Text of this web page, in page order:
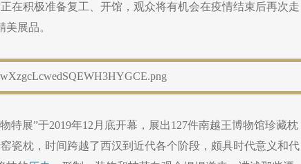
在积极准备复工、开馆，观众将有机会在疫情结束后再次走
展品。
展”于2019年12月底开幕，展出127件南越王博物馆珍藏枕
瓷枕，时间跨越了西汉到近代各个阶段，颇具时代意义和代